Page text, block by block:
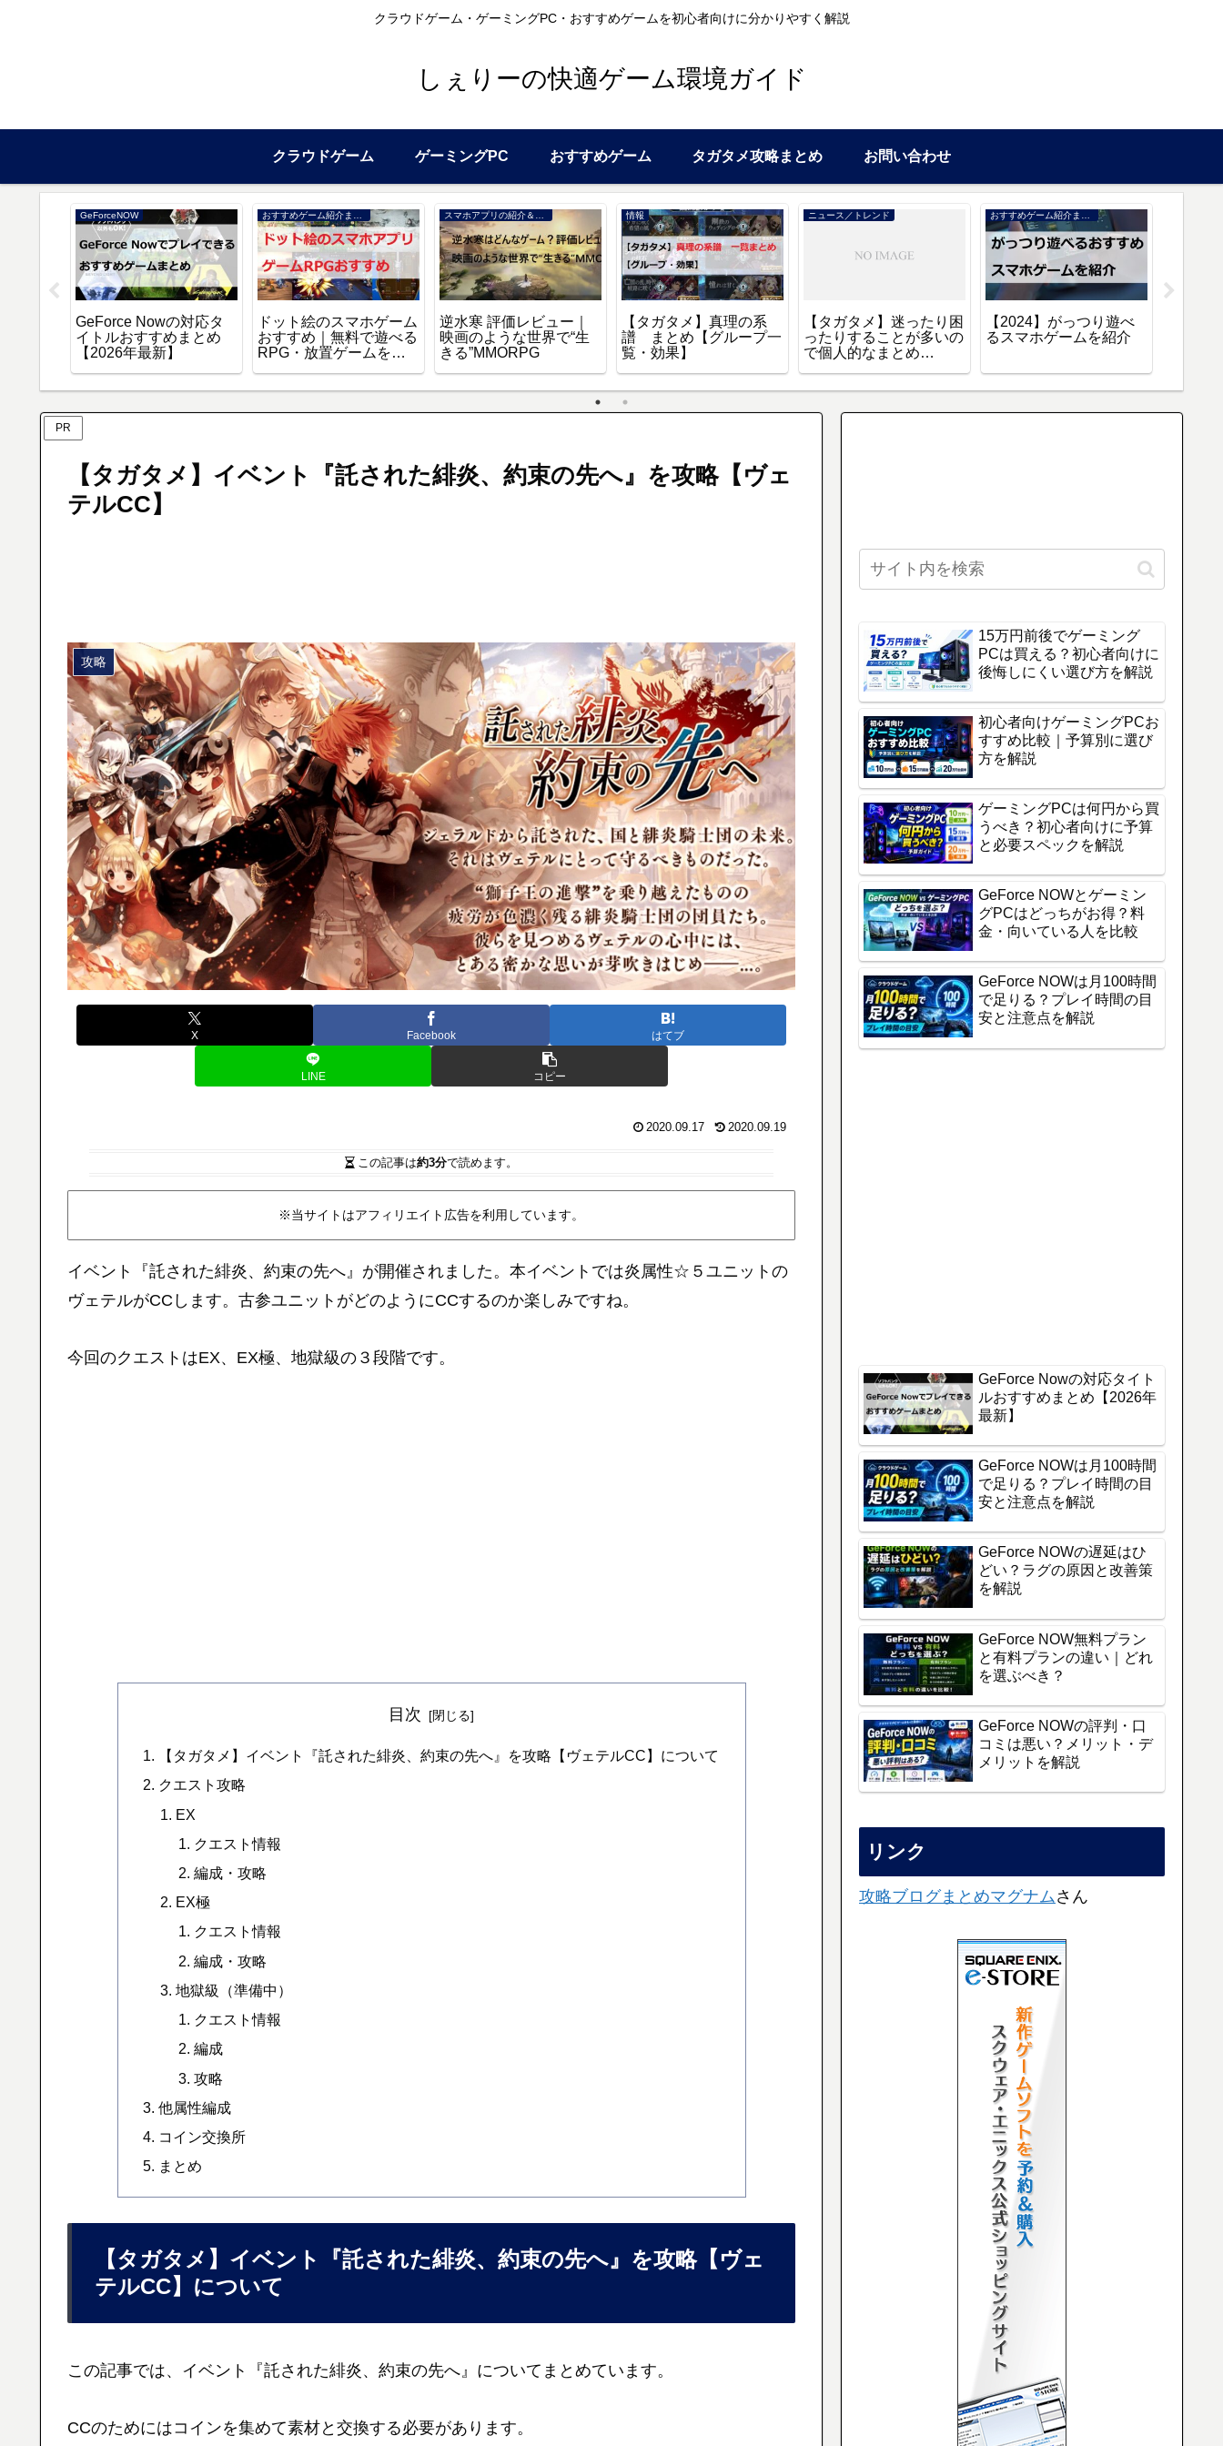
クラウドゲーム・ゲーミングPC・おすすめゲームを初心者向けに分かりやすく解説
しぇりーの快適ゲーム環境ガイド
クラウドゲーム ゲーミングPC おすすめゲーム タガタメ攻略まとめ お問い合わせ
GeForceNOW
GeForce Nowの対応タ
イトルおすすめまとめ
【2026年最新】
おすすめゲーム紹介まとめ
ドット絵のスマホゲーム
おすすめ｜無料で遊べる
RPG・放置ゲームを厳
スマホアプリの紹介＆レビュー
逆水寒 評価レビュー｜
映画のような世界で“生
きる”MMORPG
情報
【タガタメ】真理の系
譜 まとめ【グループ一
覧・効果】
ニュース／トレンド
【タガタメ】迷ったり困
ったりすることが多いの
で個人的なまとめ
おすすめゲーム紹介まとめ
【2024】がっつり遊べ
るスマホゲームを紹介
PR
【タガタメ】イベント『託された緋炎、約束の先へ』を攻略【ヴェ
テルCC】
攻略
X Facebook はてブ
LINE コピー
2020.09.17 2020.09.19
この記事は約3分で読めます。
※当サイトはアフィリエイト広告を利用しています。
イベント『託された緋炎、約束の先へ』が開催されました。本イベントでは炎属性☆５ユニットの
ヴェテルがCCします。古参ユニットがどのようにCCするのか楽しみですね。
今回のクエストはEX、EX極、地獄級の３段階です。
目次
【タガタメ】イベント『託された緋炎、約束の先へ』を攻略【ヴェテルCC】について
クエスト攻略
EX
クエスト情報
編成・攻略
EX極
クエスト情報
編成・攻略
地獄級（準備中）
クエスト情報
編成
攻略
他属性編成
コイン交換所
まとめ
【タガタメ】イベント『託された緋炎、約束の先へ』を攻略【ヴェ
テルCC】について
この記事では、イベント『託された緋炎、約束の先へ』についてまとめています。
CCのためにはコインを集めて素材と交換する必要があります。
15万円前後でゲーミング
PCは買える？初心者向けに
後悔しにくい選び方を解説
初心者向けゲーミングPCお
すすめ比較｜予算別に選び
方を解説
ゲーミングPCは何円から買
うべき？初心者向けに予算
と必要スペックを解説
GeForce NOWとゲーミン
グPCはどっちがお得？料
金・向いている人を比較
GeForce NOWは月100時間
で足りる？プレイ時間の目
安と注意点を解説
GeForce Nowの対応タイト
ルおすすめまとめ【2026年
最新】
GeForce NOWは月100時間
で足りる？プレイ時間の目
安と注意点を解説
GeForce NOWの遅延はひ
どい？ラグの原因と改善策
を解説
GeForce NOW無料プラン
と有料プランの違い｜どれ
を選ぶべき？
GeForce NOWの評判・口
コミは悪い？メリット・デ
メリットを解説
リンク
攻略ブログまとめマグナムさん